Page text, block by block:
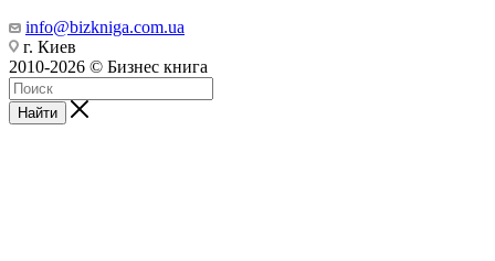
info@bizkniga.com.ua
г. Киев
2010-2026 © Бизнес книга
Найти